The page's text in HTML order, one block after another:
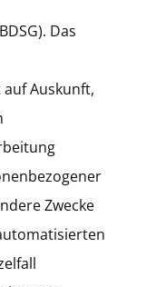
Das
Auskunft,
Zwecke